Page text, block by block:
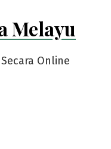
Melayu
Online